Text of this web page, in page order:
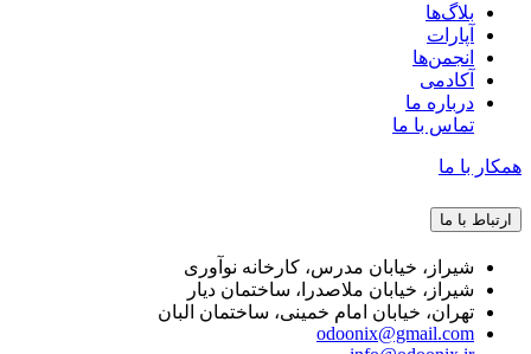
بلاگ‌ها
آپارات
انجمن‌ها
آکادمی
درباره ما
تماس با ما
همکار با ما
ارتباط با ما
شیراز، خیابان مدرس، کارخانه نوآوری
شیراز، خیابان ملاصدرا، ساختمان دیار
تهران، خیابان امام خمینی، ساختمان البان
odoonix@gmail.com